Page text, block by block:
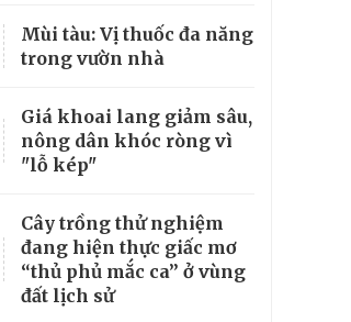
Mùi tàu: Vị thuốc đa năng
trong vườn nhà
Giá khoai lang giảm sâu,
nông dân khóc ròng vì
"lỗ kép"
Cây trồng thử nghiệm
đang hiện thực giấc mơ
“thủ phủ mắc ca” ở vùng
đất lịch sử